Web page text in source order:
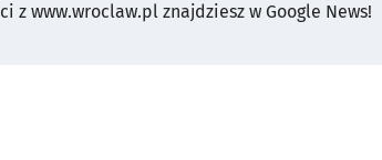
z www.wroclaw.pl znajdziesz w Google News!